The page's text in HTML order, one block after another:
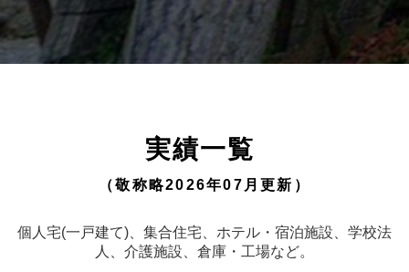
実績一覧
（敬称略2026年07月更新）
個人宅(一戸建て)、集合住宅、ホテル・宿泊施設、学校法
人、介護施設、倉庫・工場など。